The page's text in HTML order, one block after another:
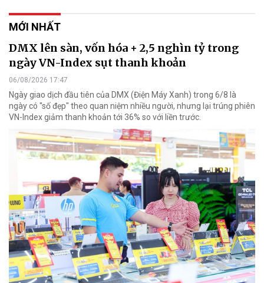
MỚI NHẤT
DMX lên sàn, vốn hóa + 2,5 nghìn tỷ trong
ngày VN-Index sụt thanh khoản
06/08/2026 17:47
Ngày giao dịch đầu tiên của DMX (Điện Máy Xanh) trong 6/8 là
ngày có "số đẹp" theo quan niệm nhiều người, nhưng lại trúng phiên
VN-Index giảm thanh khoản tới 36% so với liền trước.